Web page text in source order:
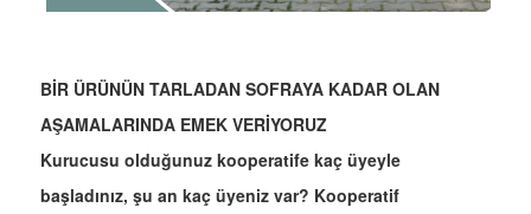
BİR ÜRÜNÜN TARLADAN SOFRAYA KADAR OLAN
AŞAMALARINDA EMEK VERİYORUZ
Kurucusu olduğunuz kooperatife kaç üyeyle
başladınız, şu an kaç üyeniz var? Kooperatif